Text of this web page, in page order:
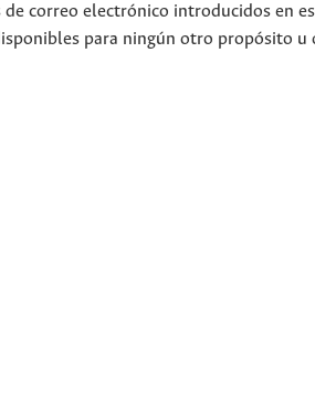
de correo electrónico introducidos en
para ningún otro propósito u